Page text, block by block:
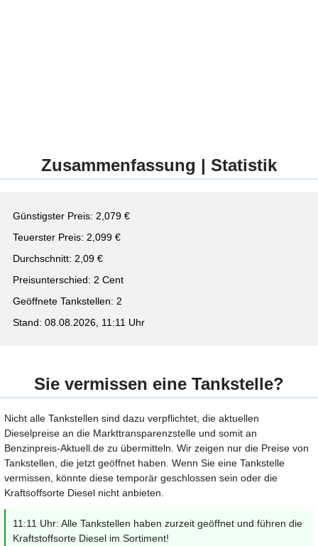
Zusammenfassung | Statistik
Günstigster Preis: 2,079 €
Teuerster Preis: 2,099 €
Durchschnitt: 2,09 €
Preisunterschied: 2 Cent
Geöffnete Tankstellen: 2
Stand: 08.08.2026, 11:11 Uhr
Sie vermissen eine Tankstelle?
Nicht alle Tankstellen sind dazu verpflichtet, die aktuellen
Dieselpreise an die Markttransparenzstelle und somit an
Benzinpreis-Aktuell.de zu übermitteln. Wir zeigen nur die Preise von
Tankstellen, die jetzt geöffnet haben. Wenn Sie eine Tankstelle
vermissen, könnte diese temporär geschlossen sein oder die
Kraftsoffsorte Diesel nicht anbieten.
11:11 Uhr: Alle Tankstellen haben zurzeit geöffnet und führen die
Kraftstoffsorte Diesel im Sortiment!